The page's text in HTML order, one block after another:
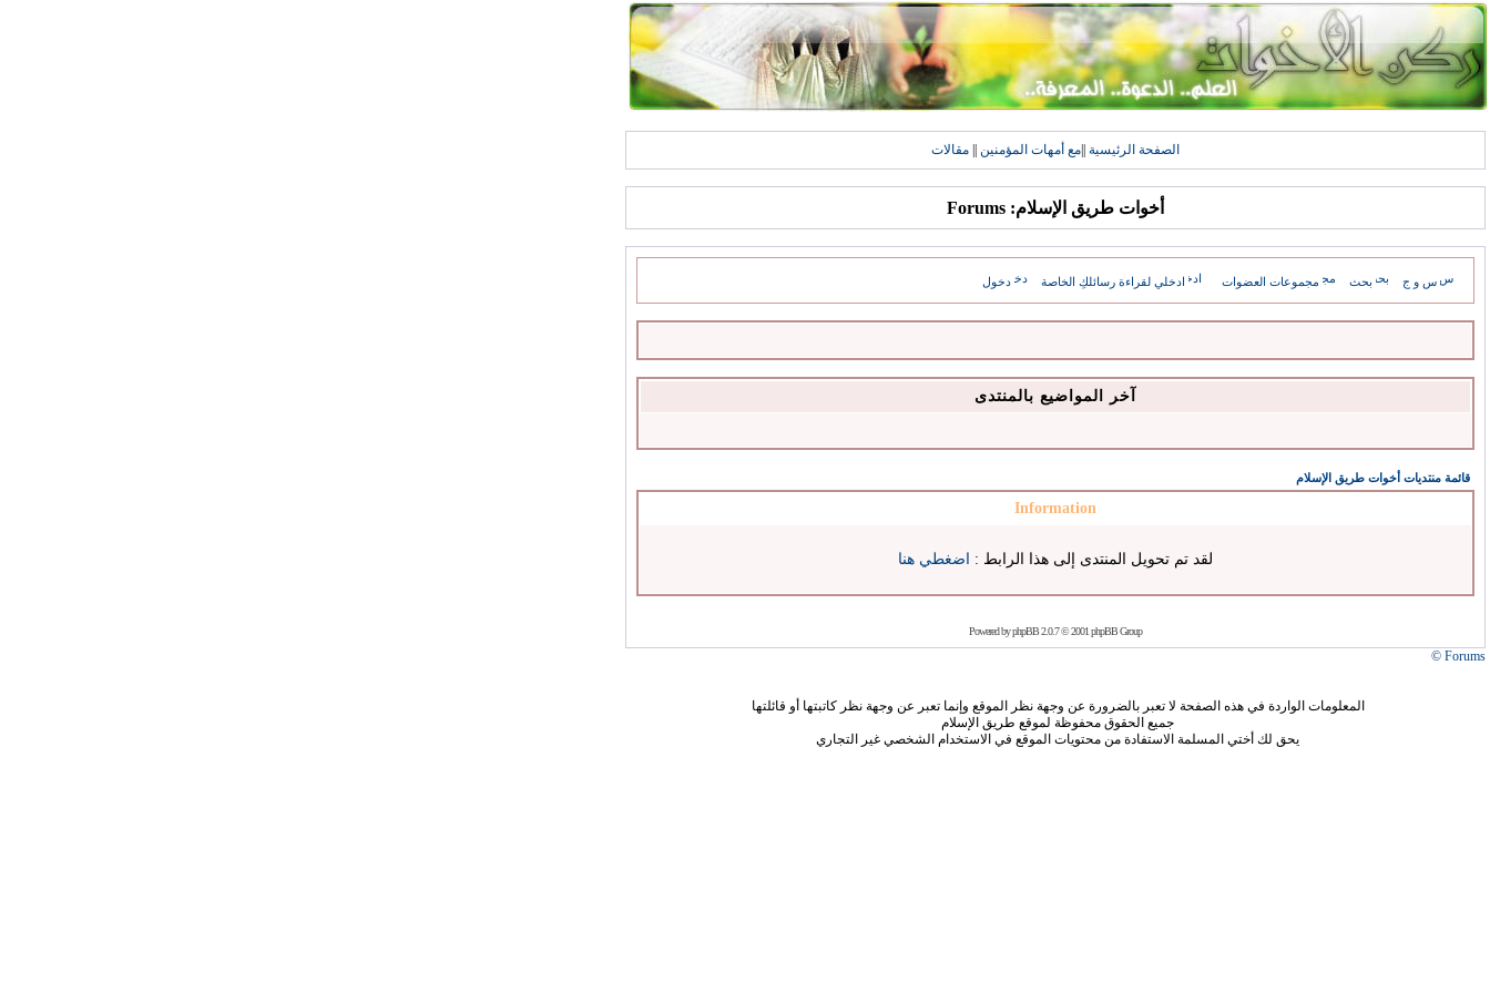
الصفحة الرئيسية مع أمهات المؤمنين مقالات
أخوات طريق الإسلام: Forums
س و ج بحث مجموعات العضوات ادخلي لقراءة رسائلكِ الخاصة دخول
آخر المواضيع بالمنتدى
قائمة منتديات أخوات طريق الإسلام
Information
لقد تم تحويل المنتدى إلى هذا الرابط : اضغطي هنا
Powered byphpBB2.0.7 © 2001 phpBB Group
Forums ©
المعلومات الواردة في هذه الصفحة لا تعبر بالضرورة عن وجهة نظر الموقع وإنما تعبر عن وجهة نظر كاتبتها أو قائلتها
جميع الحقوق محفوظة لموقع طريق الإسلام
يحق لك أختي المسلمة الاستفادة من محتويات الموقع في الاستخدام الشخصي غير التجاري